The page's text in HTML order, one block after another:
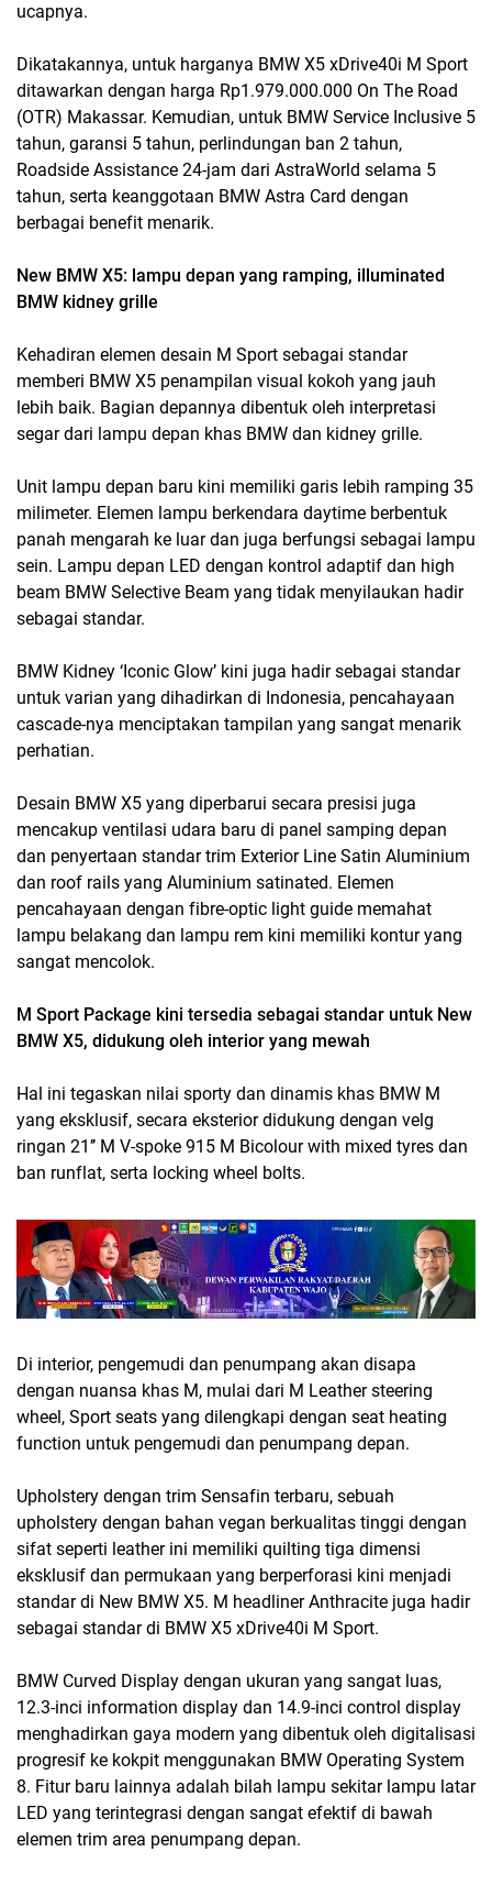
ucapnya.
Dikatakannya, untuk harganya BMW X5 xDrive40i M Sport
ditawarkan dengan harga Rp1.979.000.000 On The Road
(OTR) Makassar. Kemudian, untuk BMW Service Inclusive 5
tahun, garansi 5 tahun, perlindungan ban 2 tahun,
Roadside Assistance 24-jam dari AstraWorld selama 5
tahun, serta keanggotaan BMW Astra Card dengan
berbagai benefit menarik.
New BMW X5: lampu depan yang ramping, illuminated
BMW kidney grille
Kehadiran elemen desain M Sport sebagai standar
memberi BMW X5 penampilan visual kokoh yang jauh
lebih baik. Bagian depannya dibentuk oleh interpretasi
segar dari lampu depan khas BMW dan kidney grille.
Unit lampu depan baru kini memiliki garis lebih ramping 35
milimeter. Elemen lampu berkendara daytime berbentuk
panah mengarah ke luar dan juga berfungsi sebagai lampu
sein. Lampu depan LED dengan kontrol adaptif dan high
beam BMW Selective Beam yang tidak menyilaukan hadir
sebagai standar.
BMW Kidney ‘Iconic Glow’ kini juga hadir sebagai standar
untuk varian yang dihadirkan di Indonesia, pencahayaan
cascade-nya menciptakan tampilan yang sangat menarik
perhatian.
Desain BMW X5 yang diperbarui secara presisi juga
mencakup ventilasi udara baru di panel samping depan
dan penyertaan standar trim Exterior Line Satin Aluminium
dan roof rails yang Aluminium satinated. Elemen
pencahayaan dengan fibre-optic light guide memahat
lampu belakang dan lampu rem kini memiliki kontur yang
sangat mencolok.
M Sport Package kini tersedia sebagai standar untuk New
BMW X5, didukung oleh interior yang mewah
Hal ini tegaskan nilai sporty dan dinamis khas BMW M
yang eksklusif, secara eksterior didukung dengan velg
ringan 21’’ M V-spoke 915 M Bicolour with mixed tyres dan
ban runflat, serta locking wheel bolts.
Di interior, pengemudi dan penumpang akan disapa
dengan nuansa khas M, mulai dari M Leather steering
wheel, Sport seats yang dilengkapi dengan seat heating
function untuk pengemudi dan penumpang depan.
Upholstery dengan trim Sensafin terbaru, sebuah
upholstery dengan bahan vegan berkualitas tinggi dengan
sifat seperti leather ini memiliki quilting tiga dimensi
eksklusif dan permukaan yang berperforasi kini menjadi
standar di New BMW X5. M headliner Anthracite juga hadir
sebagai standar di BMW X5 xDrive40i M Sport.
BMW Curved Display dengan ukuran yang sangat luas,
12.3-inci information display dan 14.9-inci control display
menghadirkan gaya modern yang dibentuk oleh digitalisasi
progresif ke kokpit menggunakan BMW Operating System
8. Fitur baru lainnya adalah bilah lampu sekitar lampu latar
LED yang terintegrasi dengan sangat efektif di bawah
elemen trim area penumpang depan.